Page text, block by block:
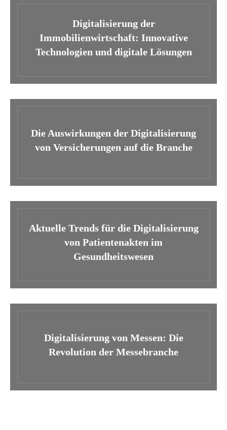
Digitalisierung der
Immobilienwirtschaft: Innovative
Technologien und digitale Lösungen
Die Auswirkungen der Digitalisierung
von Versicherungen auf die Branche
Aktuelle Trends für die Digitalisierung
von Patientenakten im
Gesundheitswesen
Digitalisierung von Messen: Die
Revolution der Messebranche